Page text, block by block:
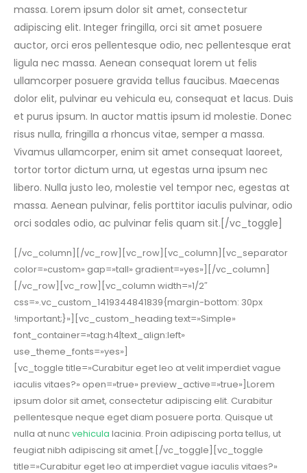
massa. Lorem ipsum dolor sit amet, consectetur
adipiscing elit. Integer fringilla, orci sit amet posuere
auctor, orci eros pellentesque odio, nec pellentesque erat
ligula nec massa. Aenean consequat lorem ut felis
ullamcorper posuere gravida tellus faucibus. Maecenas
dolor elit, pulvinar eu vehicula eu, consequat et lacus. Duis
et purus ipsum. In auctor mattis ipsum id molestie. Donec
risus nulla, fringilla a rhoncus vitae, semper a massa.
Vivamus ullamcorper, enim sit amet consequat laoreet,
tortor tortor dictum urna, ut egestas urna ipsum nec
libero. Nulla justo leo, molestie vel tempor nec, egestas at
massa. Aenean pulvinar, felis porttitor iaculis pulvinar, odio
orci sodales odio, ac pulvinar felis quam sit.[/vc_toggle]
[/vc_column][/vc_row][vc_row][vc_column][vc_separator
color=»custom» gap=»tall» gradient=»yes»][/vc_column]
[/vc_row][vc_row][vc_column width=»1/2″
css=».vc_custom_1419344841839{margin-bottom: 30px
!important;}»][vc_custom_heading text=»Simple»
font_container=»tag:h4|text_align:left»
use_theme_fonts=»yes»]
[vc_toggle title=»Curabitur eget leo at velit imperdiet vague
iaculis vitaes?» open=»true» preview_active=»true»]Lorem
ipsum dolor sit amet, consectetur adipiscing elit. Curabitur
pellentesque neque eget diam posuere porta. Quisque ut
nulla at nuncvehicula lacinia. Proin adipiscing porta tellus, ut
feugiat nibh adipiscing sit amet.[/vc_toggle][vc_toggle
title=»Curabitur eget leo at imperdiet vague iaculis vitaes?»